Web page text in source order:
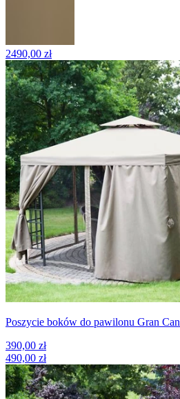
2490,00 zł
Poszycie boków do pawilonu Gran
390,00 zł
490,00 zł